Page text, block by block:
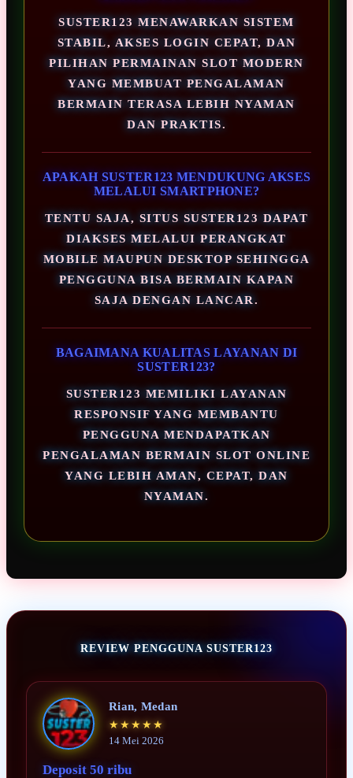
SUSTER123 MENAWARKAN SISTEM
STABIL, AKSES LOGIN CEPAT, DAN
PILIHAN PERMAINAN SLOT MODERN
YANG MEMBUAT PENGALAMAN
BERMAIN TERASA LEBIH NYAMAN
DAN PRAKTIS.
APAKAH SUSTER123 MENDUKUNG AKSES
MELALUI SMARTPHONE?
TENTU SAJA, SITUS SUSTER123 DAPAT
DIAKSES MELALUI PERANGKAT
MOBILE MAUPUN DESKTOP SEHINGGA
PENGGUNA BISA BERMAIN KAPAN
SAJA DENGAN LANCAR.
BAGAIMANA KUALITAS LAYANAN DI
SUSTER123?
SUSTER123 MEMILIKI LAYANAN
RESPONSIF YANG MEMBANTU
PENGGUNA MENDAPATKAN
PENGALAMAN BERMAIN SLOT ONLINE
YANG LEBIH AMAN, CEPAT, DAN
NYAMAN.
REVIEW PENGGUNA SUSTER123
Rian, Medan
★★★★★
14 Mei 2026
Deposit 50 ribu